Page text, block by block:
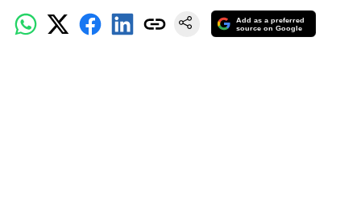
Add as a preferred
source on Google